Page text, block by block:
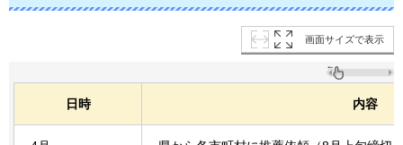
画面サイズで表示
日時 内容